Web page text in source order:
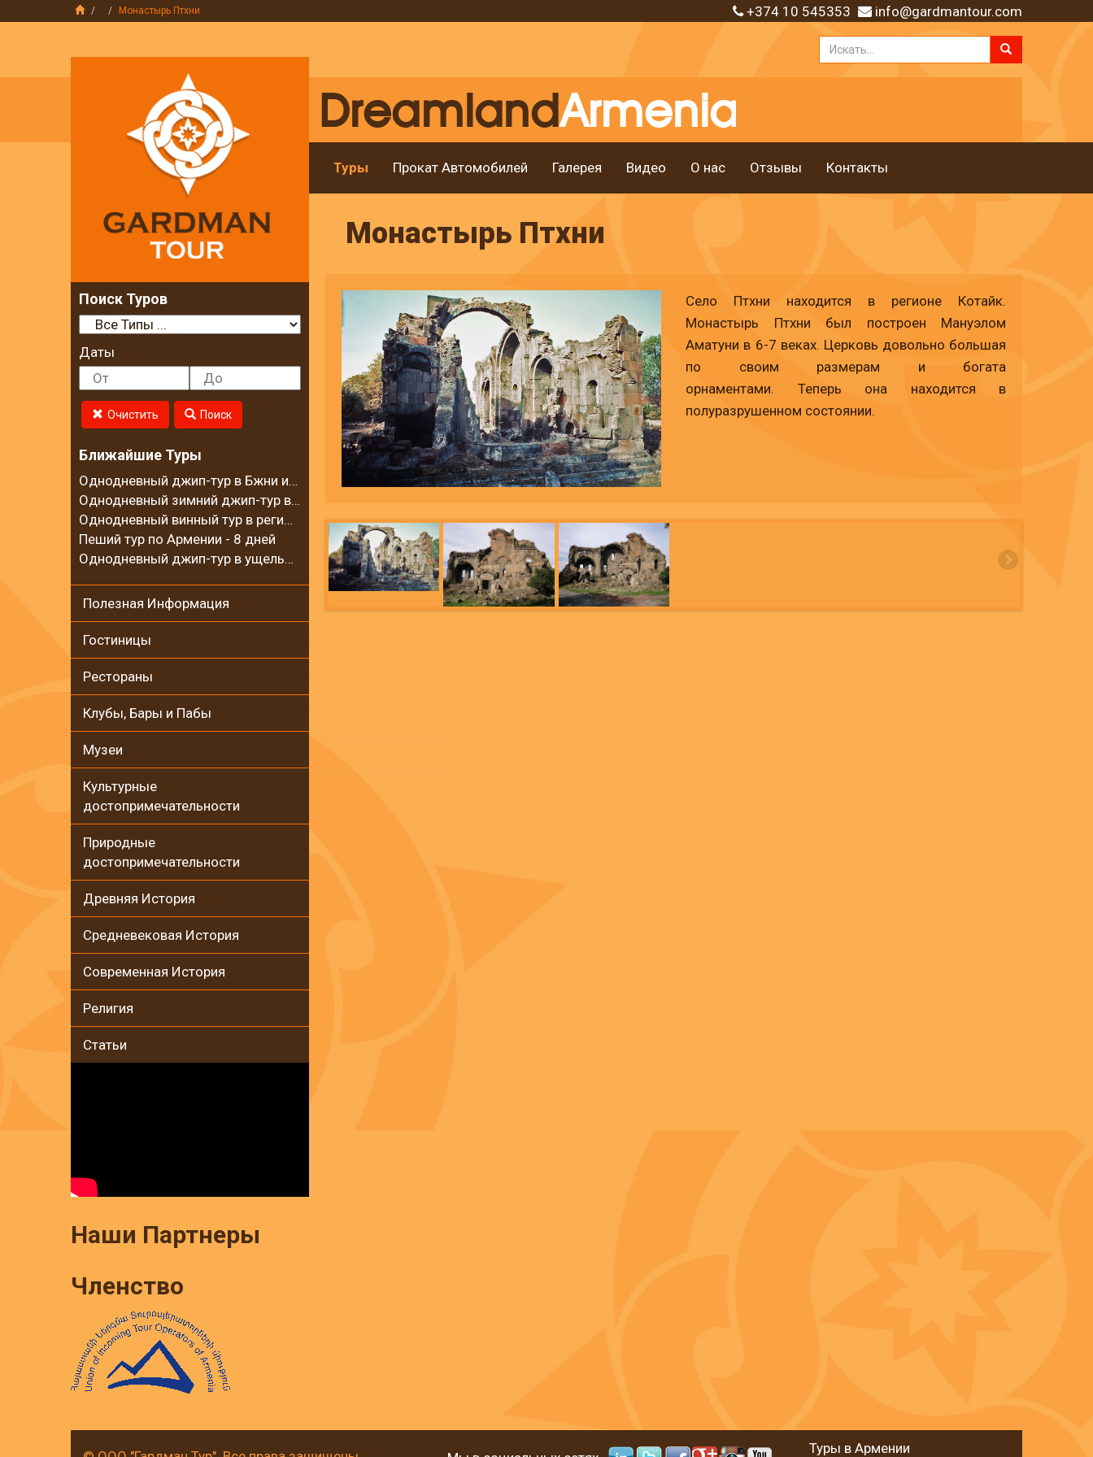
Монастырь Птхни +374 10 545353 info@gardmantour.com
Туры Прокат Автомобилей Галерея Видео О нас Отзывы Контакты
Поиск Туров
Даты
Очистить Поиск
Ближайшие Туры
Однодневный джип-тур в Бжни и на горный хребет Цахкуняц
Однодневный зимний джип-тур в село Калаван
Однодневный винный тур в регионе Вайоц Дзор
Пеший тур по Армении - 8 дней
Однодневный джип-тур в ущелье Гарни и на Гегамские горы
Полезная Информация
Гостиницы
Рестораны
Клубы, Бары и Пабы
Музеи
Культурные
достопримечательности
Природные
достопримечательности
Древняя История
Средневековая История
Современная История
Религия
Статьи
Наши Партнеры
Членство
Монастырь Птхни
Село Птхни находится в регионе Котайк.
Монастырь Птхни был построен Мануэлом
Аматуни в 6-7 веках. Церковь довольно большая
по своим размерам и богата
орнаментами. Теперь она находится в
полуразрушенном состоянии.
Туры в Армении